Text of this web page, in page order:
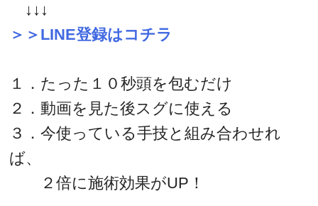
↓↓↓
＞＞LINE登録はコチラ
１．たった１０秒頭を包むだけ
２．動画を見た後スグに使える
３．今使っている手技と組み合わせれ
ば、
２倍に施術効果がUP！